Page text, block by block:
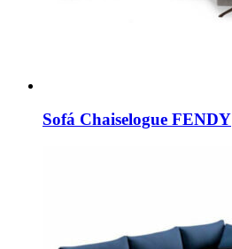
Sofá Chaiselogue FENDY